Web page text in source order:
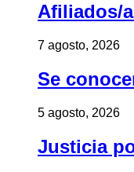
Afiliados/
7 agosto, 2026
Se
5 agosto, 2026
Justicia